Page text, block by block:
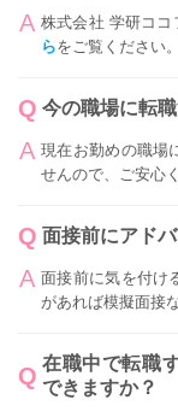
株式会社 学研ココ
らをご覧ください。
今の職場に転
現在お勤めの職場
せんので、ご安心
面接前にアド
面接前に気を付け
があれば模擬面接
在職中で転職
できますか？